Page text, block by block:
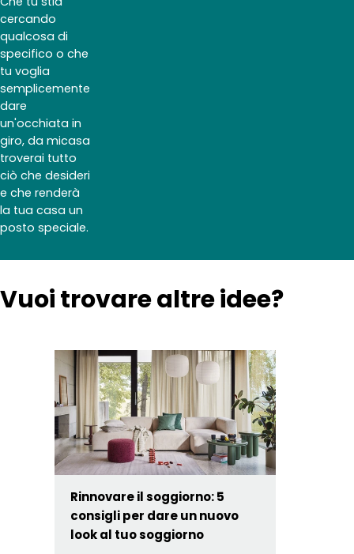
cercando
qualcosa di
specifico o che
tu voglia
semplicemente
dare
un'occhiata in
giro, da micasa
troverai tutto
ciò che desideri
e che renderà
la tua casa un
posto speciale.
Vuoi trovare altre idee?
Rinnovare il soggiorno: 5
consigli per dare un nuovo
look al tuo soggiorno